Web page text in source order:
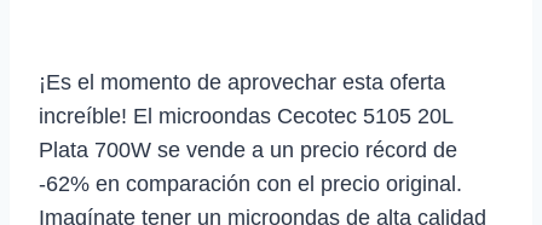
¡Es el momento de aprovechar esta oferta
increíble! El microondas Cecotec 5105 20L
Plata 700W se vende a un precio récord de
-62% en comparación con el precio original.
Imagínate tener un microondas de alta calidad